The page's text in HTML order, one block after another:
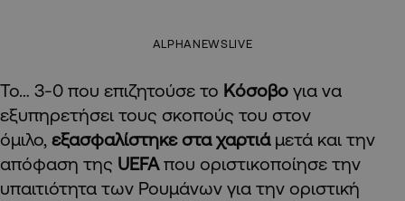
ALPHANEWSLIVE
Το… 3-0 που επιζητούσε το Κόσοβο για να
εξυπηρετήσει τους σκοπούς του στον
όμιλο, εξασφαλίστηκε στα χαρτιάμετά και την
απόφαση της UEFAπου οριστικοποίησε την
υπαιτιότητα των Ρουμάνων για την οριστική